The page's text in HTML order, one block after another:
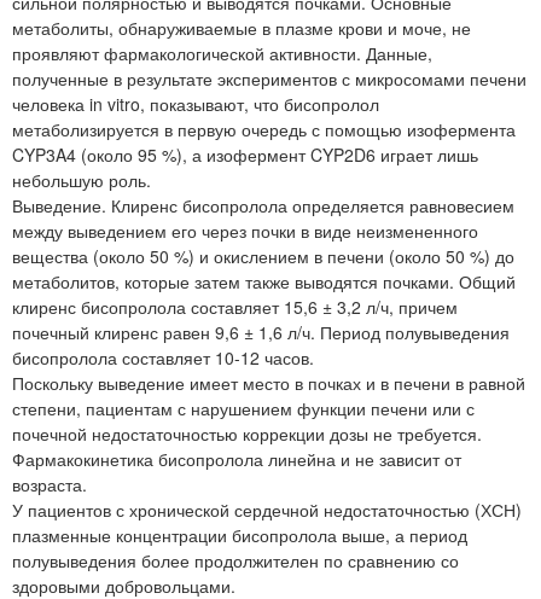
метаболиты, обнаруживаемые в плазме крови и моче, не
проявляют фармакологической активности. Данные,
полученные в результате экспериментов с микросомами печени
человека in vitro, показывают, что бисопролол
метаболизируется в первую очередь с помощью изофермента
CYP3A4 (около 95 %), а изофермент CYP2D6 играет лишь
небольшую роль.
Выведение. Клиренс бисопролола определяется равновесием
между выведением его через почки в виде неизмененного
вещества (около 50 %) и окислением в печени (около 50 %) до
метаболитов, которые затем также выводятся почками. Общий
клиренс бисопролола составляет 15,6 ± 3,2 л/ч, причем
почечный клиренс равен 9,6 ± 1,6 л/ч. Период полувыведения
бисопролола составляет 10-12 часов.
Поскольку выведение имеет место в почках и в печени в равной
степени, пациентам с нарушением функции печени или с
почечной недостаточностью коррекции дозы не требуется.
Фармакокинетика бисопролола линейна и не зависит от
возраста.
У пациентов с хронической сердечной недостаточностью (ХСН)
плазменные концентрации бисопролола выше, а период
полувыведения более продолжителен по сравнению со
здоровыми добровольцами.